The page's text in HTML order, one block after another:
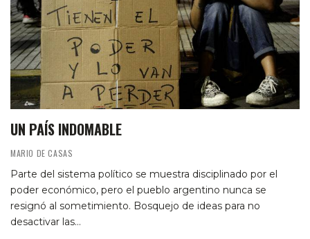
UN PAÍS INDOMABLE
MARIO DE CASAS
Parte del sistema político se muestra disciplinado por el
poder económico, pero el pueblo argentino nunca se
resignó al sometimiento. Bosquejo de ideas para no
desactivar las…